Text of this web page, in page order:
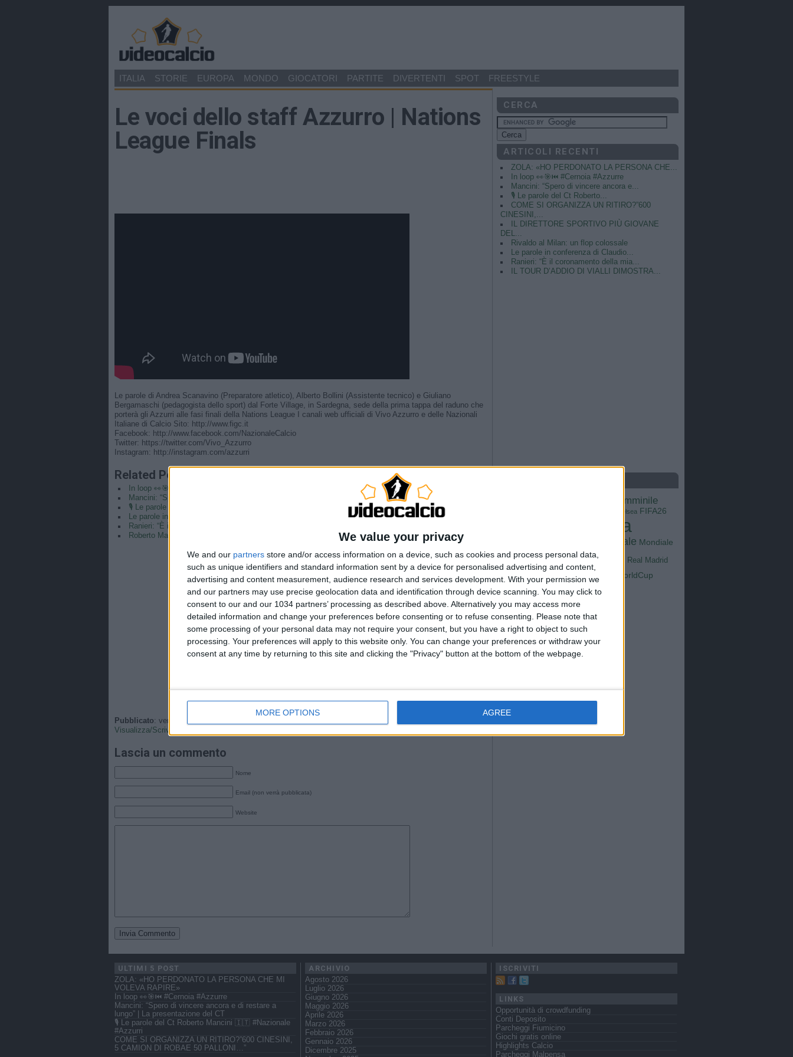
We value your privacy
We and our partners store and/or access information on a device, such as cookies and process personal data,
such as unique identifiers and standard information sent by a device for personalised advertising and content,
advertising and content measurement, audience research and services development. With your permission we
and our partners may use precise geolocation data and identification through device scanning. You may click to
consent to our and our 1034 partners’ processing as described above. Alternatively you may access more
detailed information and change your preferences before consenting or to refuse consenting.
Please note that
some processing of your personal data may not require your consent, but you have a right to object to such
processing. Your preferences will apply to this website only. You can change your preferences or withdraw your
consent at any time by returning to this site and clicking the "Privacy" button at the bottom of the webpage.
MORE OPTIONS AGREE
ITALIA STORIE EUROPA MONDO GIOCATORI PARTITE DIVERTENTI SPOT FREESTYLE
Le voci dello staff Azzurro | Nations
League Finals
Le parole di Andrea Scanavino (Preparatore atletico), Alberto Bollini (Assistente tecnico) e Giuliano
Bergamaschi (pedagogista dello sport) dal Forte Village, in Sardegna, sede della prima tappa del raduno che
porterà gli Azzurri alle fasi finali della Nations League I canali web ufficiali di Vivo Azzurro e delle Nazionali
Italiane di Calcio Sito: http://www.figc.it
Facebook: http://www.facebook.com/NazionaleCalcio
Twitter: https://twitter.com/Vivo_Azzurro
Instagram: http://instagram.com/azzurri
Related Posts
In loop 👀🎯⏮️ #Cernoia #Azzurre
Mancini: “Spero di vincere ancora e di restare a lungo” | La presentazione del CT
🎙️ Le parole del Ct Roberto Mancini 🇮🇹 #Nazionale #Azzurri
Le parole in conferenza di Claudio Ranieri 🗣️ #Nazionale #Azzurri
Ranieri: “È il coronamento della mia carriera” | La presentazione del Direttore Tecnico
Roberto Mancini CT e Claudio Ranieri direttore tecnico | L’annuncio di Malagò
--- Pubblicità ---
Pubblicato: venerdì, 9 Giugno 2023 - 10:01 da Istvan in
Visualizza/Scrivi
Lascia un commento
Nome
Email (non verrà pubblicata)
Website
CERCA
ARTICOLI RECENTI
ZOLA: «HO PERDONATO LA PERSONA CHE...
In loop 👀🎯⏮️ #Cernoia #Azzurre
Mancini: “Spero di vincere ancora e...
🎙️ Le parole del Ct Roberto...
COME SI ORGANIZZA UN RITIRO?”600
CINESINI,...
IL DIRETTORE SPORTIVO PIÙ GIOVANE
DEL...
Rivaldo al Milan: un flop colossale
Le parole in conferenza di Claudio...
Ranieri: “È il coronamento della mia...
IL TOUR D’ADDIO DI VIALLI DIMOSTRA...
calcio femminile
Chelsea FIFA26
Italia
Mondiale Mondiale
2026 Napoli Nazionale Real Madrid
Roma Serie A
WorldCup
WorldCup2026
ULTIMI 5 POST
ZOLA: «HO PERDONATO LA PERSONA CHE MI
VOLEVA RAPIRE»
In loop 👀🎯⏮️ #Cernoia #Azzurre
Mancini: “Spero di vincere ancora e di restare a
lungo” | La presentazione del CT
🎙️ Le parole del Ct Roberto Mancini 🇮🇹 #Nazionale
#Azzurri
COME SI ORGANIZZA UN RITIRO?”600 CINESINI,
5 CAMION DI ROBAE 50 PALLONI…”
ARCHIVIO
Agosto 2026
Luglio 2026
Giugno 2026
Maggio 2026
Aprile 2026
Marzo 2026
Febbraio 2026
Gennaio 2026
Dicembre 2025
ISCRIVITI
LINKS
Opportunità di crowdfunding
Conti Deposito
Parcheggi Fiumicino
Giochi gratis online
Highlights Calcio
Parcheggi Malpensa